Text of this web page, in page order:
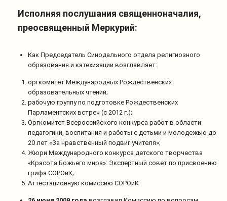
Исполняя послушания священноначалия,
преосвященный Меркурий:
Как Председатель Синодального отдела религиозного
образования и катехизации возглавляет:
оргкомитет Международных Рождественских
образовательных чтений;
рабочую группу по подготовке Рождественских
Парламентских встреч (с 2012 г.);
Оргкомитет Всероссийского конкурса работ в области
педагогики, воспитания и работы с детьми и молодежью до
20 лет «За нравственный подвиг учителя»;
Жюри Международного конкурса детского творчества
«Красота Божьего мира»: Экспертный совет по присвоению
грифа СОРОиК;
Аттестационную комиссию СОРОиК